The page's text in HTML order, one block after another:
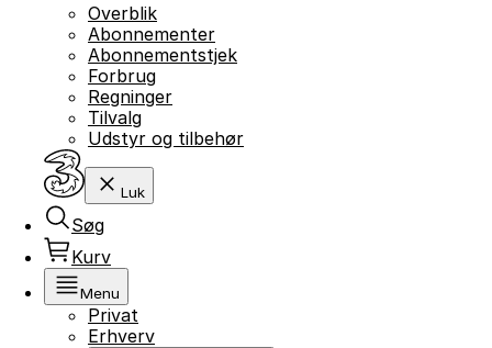
Overblik
Abonnementer
Abonnementstjek
Forbrug
Regninger
Tilvalg
Udstyr og tilbehør
Luk
Søg
Kurv
Menu
Privat
Erhverv